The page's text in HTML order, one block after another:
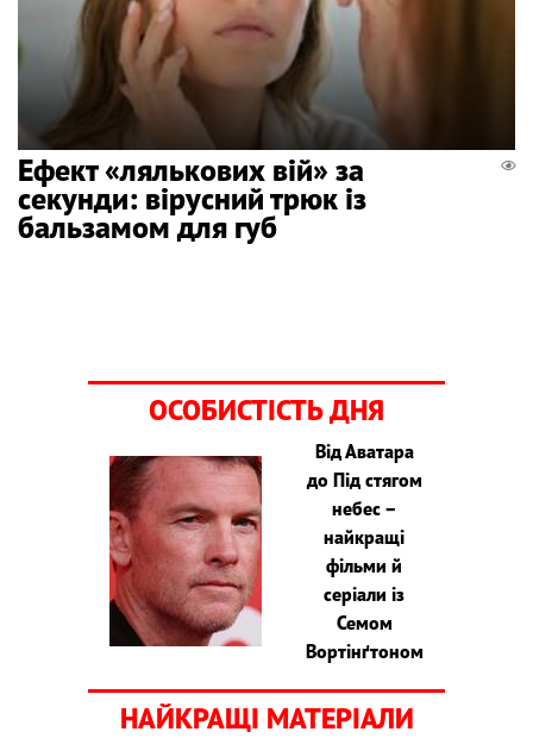
Ефект «лялькових вій» за
секунди: вірусний трюк із
бальзамом для губ
ОСОБИСТІСТЬ ДНЯ
Від Аватара
до Під стягом
небес –
найкращі
фільми й
серіали із
Семом
Вортінґтоном
НАЙКРАЩІ МАТЕРІАЛИ